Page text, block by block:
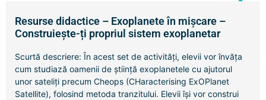
Resurse didactice – Exoplanete în mișcare –
Construiește-ți propriul sistem exoplanetar
Scurtă descriere: În acest set de activități, elevii vor învăța
cum studiază oamenii de știință exoplanetele cu ajutorul
unor sateliți precum Cheops (CHaracterising ExOPlanet
Satellite), folosind metoda tranzitului. Elevii își vor construi